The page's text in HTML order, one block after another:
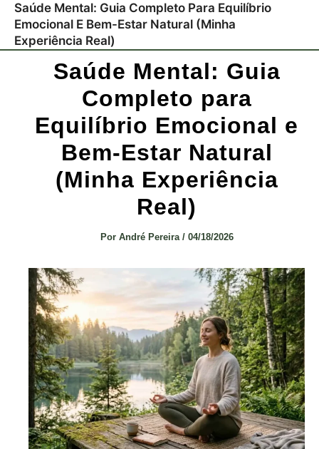
Saúde Mental: Guia Completo Para Equilíbrio
Emocional E Bem-Estar Natural (Minha
Experiência Real)
Saúde Mental: Guia
Completo para
Equilíbrio Emocional e
Bem-Estar Natural
(Minha Experiência
Real)
Por André Pereira / 04/18/2026